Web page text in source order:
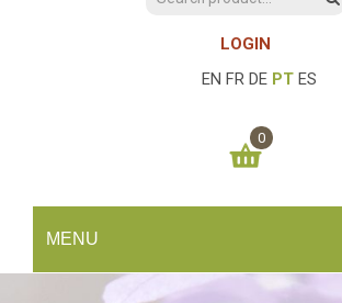
LOGIN
EN FR DE PT ES
MENU
0
You have no items in your shopping cart
SUBTOTAL: